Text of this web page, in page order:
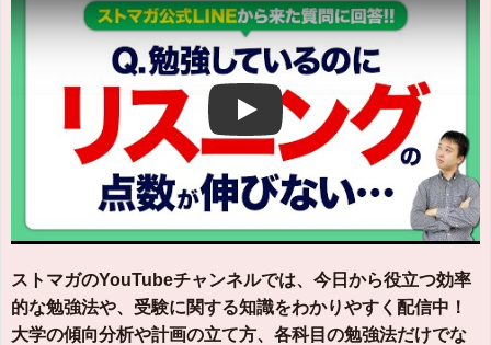
Play
ストマガのYouTubeチャンネルでは、今日から役立つ効率
的な勉強法や、受験に関する知識をわかりやすく配信中！
大学の傾向分析や計画の立て方、各科目の勉強法だけでな